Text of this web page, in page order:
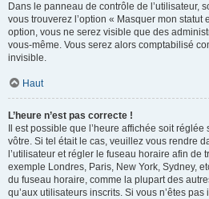
Dans le panneau de contrôle de l’utilisateur,
vous trouverez l’option « Masquer mon statut
option, vous ne serez visible que des
vous-même. Vous serez alors comptabilisé
invisible.
Haut
L’heure n’est pas correcte !
Il est possible que l’heure affichée soit
vôtre. Si tel était le cas, veuillez vous rendre
l’utilisateur et régler le fuseau horaire afin de
exemple Londres, Paris, New York, Sydney,
du fuseau horaire, comme la plupart des
qu’aux utilisateurs inscrits. Si vous n’êtes pas